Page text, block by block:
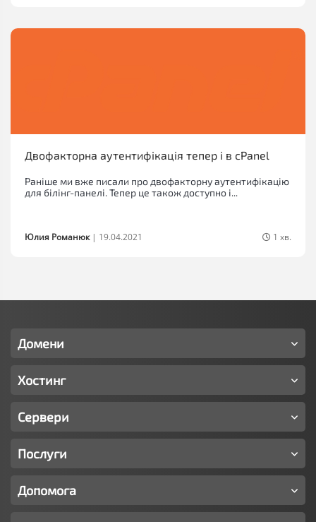
Двофакторна аутентифікація тепер і в сPanel
Раніше ми вже писали про двофакторну аутентифікацію
для білінг-панелі. Тепер це також доступно і...
Юлия Романюк| 19.04.2021 1 хв.
Домени
Хостинг
Сервери
Послуги
Допомога